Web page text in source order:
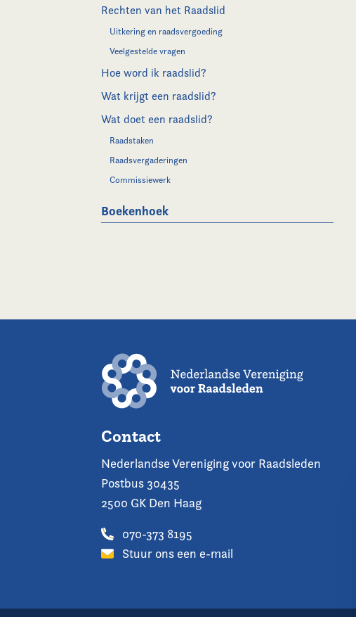
Rechten van het Raadslid
Uitkering en raadsvergoeding
Veelgestelde vragen
Hoe word ik raadslid?
Wat krijgt een raadslid?
Wat doet een raadslid?
Raadstaken
Raadsvergaderingen
Commissiewerk
Boekenhoek
Contact
Nederlandse Vereniging voor Raadsleden
Postbus 30435
2500 GK Den Haag
070-373 8195
Stuur ons een e-mail